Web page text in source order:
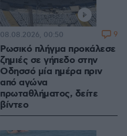
Ρωσικό πλήγμα προκάλεσε
ζημιές σε γήπεδο στην
Οδησσό μία ημέρα πριν
από αγώνα
πρωταθλήματος, δείτε
βίντεο
08.08.2026, 00:50 9